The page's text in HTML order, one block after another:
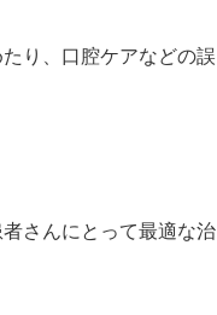
り、口腔ケアなどの誤
者さんにとって最適な治